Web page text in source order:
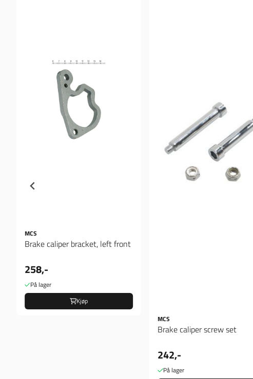
MCS
Brake caliper bracket, left front
258,-
På lager
Kjøp
MCS
Brake caliper screw set
242,-
På lager